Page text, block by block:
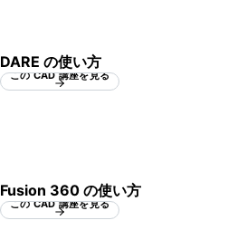
DARE の使い方
この CAD 講座を見る
Fusion 360 の使い方
この CAD 講座を見る